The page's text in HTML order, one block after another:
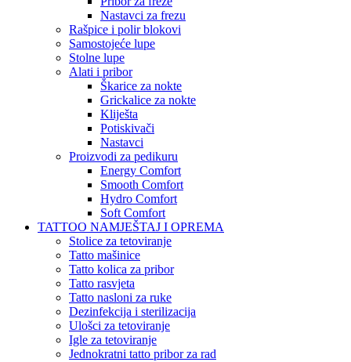
Nastavci za frezu
Rašpice i polir blokovi
Samostojeće lupe
Stolne lupe
Alati i pribor
Škarice za nokte
Grickalice za nokte
Kliješta
Potiskivači
Nastavci
Proizvodi za pedikuru
Energy Comfort
Smooth Comfort
Hydro Comfort
Soft Comfort
TATTOO NAMJEŠTAJ I OPREMA
Stolice za tetoviranje
Tatto mašinice
Tatto kolica za pribor
Tatto rasvjeta
Tatto nasloni za ruke
Dezinfekcija i sterilizacija
Ulošci za tetoviranje
Igle za tetoviranje
Jednokratni tatto pribor za rad